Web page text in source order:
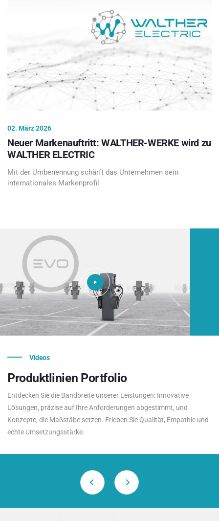
02. März 2026
Neuer Markenauftritt: WALTHER-WERKE wird zu
WALTHER ELECTRIC
Mit der Umbenennung schärft das Unternehmen sein
internationales Markenprofil
Videos
Produktlinien Portfolio
Entdecken Sie die Bandbreite unserer Leistungen: Innovative
Lösungen, präzise auf Ihre Anforderungen abgestimmt, und
Konzepte, die Maßstäbe setzen. Erleben Sie Qualität, Empathie und
echte Umsetzungsstärke.